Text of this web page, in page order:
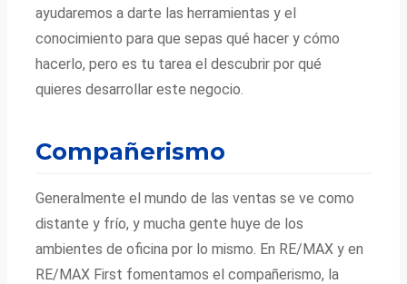
ayudaremos a darte las herramientas y el
conocimiento para que sepas qué hacer y cómo
hacerlo, pero es tu tarea el descubrir por qué
quieres desarrollar este negocio.
Compañerismo
Generalmente el mundo de las ventas se ve como
distante y frío, y mucha gente huye de los
ambientes de oficina por lo mismo. En RE/MAX y en
RE/MAX First fomentamos el compañerismo, la